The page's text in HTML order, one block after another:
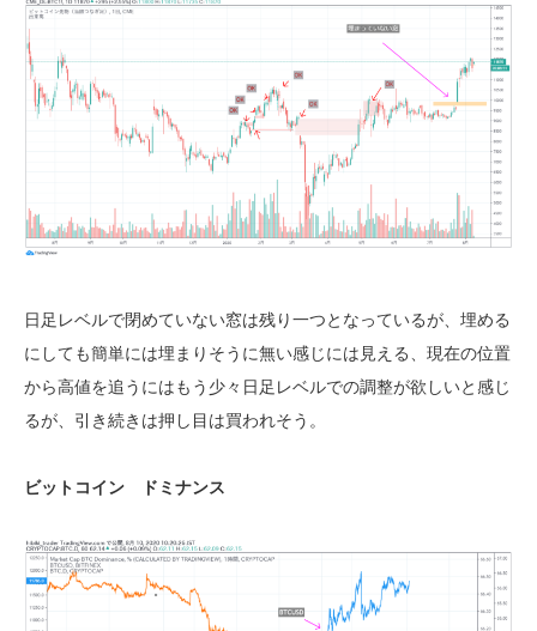
日足レベルで閉めていない窓は残り一つとなっているが、埋める
にしても簡単には埋まりそうに無い感じには見える、現在の位置
から高値を追うにはもう少々日足レベルでの調整が欲しいと感じ
るが、引き続きは押し目は買われそう。
ビットコイン ドミナンス